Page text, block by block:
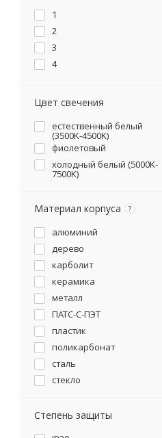
1
2
3
4
Цвет свечения
естественный белый
(3500K-4500K)
фиолетовый
холодный белый (5000K-
7500K)
Материал корпуса ?
алюминий
дерево
карболит
керамика
металл
ПАТС-С-ПЭТ
пластик
поликарбонат
сталь
стекло
Степень защиты